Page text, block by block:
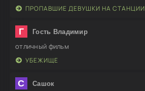
ПРОПАВШИЕ ДЕВУШКИ НА СТАНЦИИ
Г Гость Владимир
отличный фильм
УБЕЖИЩЕ
С Сашок